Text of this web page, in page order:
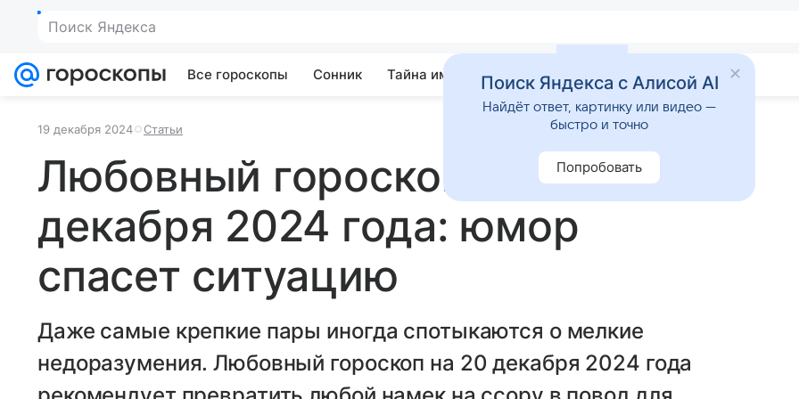
Поиск Яндекса
Все гороскопы Сонник Тайна имени Гадания Приметы
19 декабря 2024 Статьи
Любовный гороскоп на 20
декабря 2024 года: юмор
спасет ситуацию
Даже самые крепкие пары иногда спотыкаются о мелкие
недоразумения. Любовный гороскоп на 20 декабря 2024 года
Поиск Яндекса с Алисой AI
Найдёт ответ, картинку или видео —
быстро и точно
Попробовать